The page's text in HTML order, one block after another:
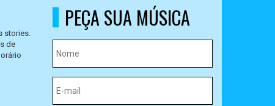
stories.
de
PEÇA SUA MÚSICA